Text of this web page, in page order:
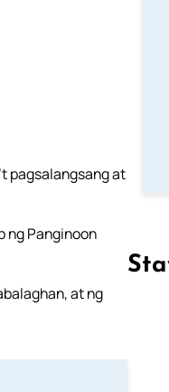
pagsalangsang at
ng Panginoon
at ng
Follow us on Facebook